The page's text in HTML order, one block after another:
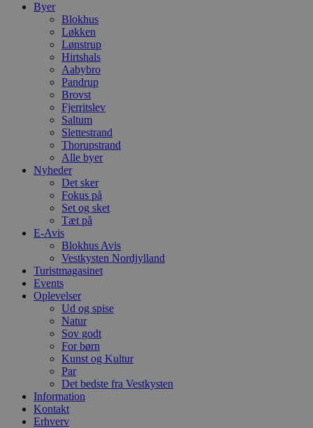
Byer
Blokhus
Løkken
Lønstrup
Hirtshals
Aabybro
Pandrup
Brovst
Fjerritslev
Saltum
Slettestrand
Thorupstrand
Alle byer
Nyheder
Det sker
Fokus på
Set og sket
Tæt på
E-Avis
Blokhus Avis
Vestkysten Nordjylland
Turistmagasinet
Events
Oplevelser
Ud og spise
Natur
Sov godt
For børn
Kunst og Kultur
Par
Det bedste fra Vestkysten
Information
Kontakt
Erhverv